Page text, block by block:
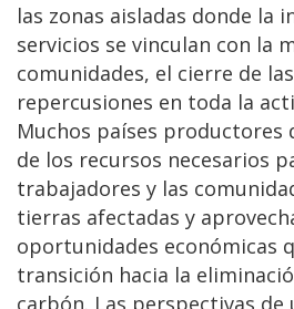
las zonas aisladas donde la
servicios se vinculan con la
comunidades, el cierre de
repercusiones en toda la
Muchos países productores
de los recursos necesarios
trabajadores y las
tierras afectadas y
oportunidades económicas
transición hacia la
carbón. Las perspectivas